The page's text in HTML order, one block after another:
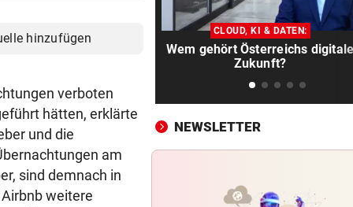
hinzufügen
verboten
hätten, erklärte
und die
am
sind demnach in
weitere
FRÜCHTL „NEUER ZWEIER“ vor
Red Bull Salzburg hat neuen
Tormann gefunden
Bergsteiger stürzte 20
Gletscherspalte ab
CLOUD, KI & DATEN: vor
CLOUD, KI & DATEN:
Wem gehört Österreichs digitale
Zukunft?
NEWSLETTER